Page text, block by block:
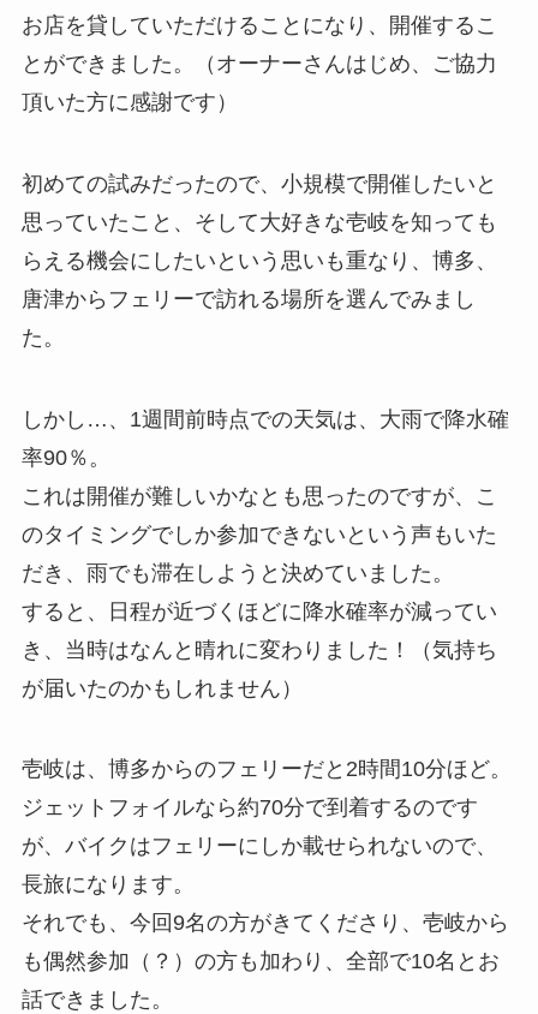
お店を貸していただけることになり、開催するこ
とができました。（オーナーさんはじめ、ご協力
頂いた方に感謝です）
初めての試みだったので、小規模で開催したいと
思っていたこと、そして大好きな壱岐を知っても
らえる機会にしたいという思いも重なり、博多、
唐津からフェリーで訪れる場所を選んでみまし
た。
しかし…、1週間前時点での天気は、大雨で降水確
率90％。
これは開催が難しいかなとも思ったのですが、こ
のタイミングでしか参加できないという声もいた
だき、雨でも滞在しようと決めていました。
すると、日程が近づくほどに降水確率が減ってい
き、当時はなんと晴れに変わりました！（気持ち
が届いたのかもしれません）
壱岐は、博多からのフェリーだと2時間10分ほど。
ジェットフォイルなら約70分で到着するのです
が、バイクはフェリーにしか載せられないので、
長旅になります。
それでも、今回9名の方がきてくださり、壱岐から
も偶然参加（？）の方も加わり、全部で10名とお
話できました。